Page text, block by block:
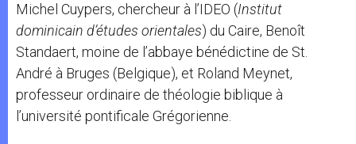
Michel Cuypers, chercheur à l’IDEO (Institut
dominicain d’études orientales) du Caire, Benoît
Standaert, moine de l’abbaye bénédictine de St.
André à Bruges (Belgique), et Roland Meynet,
professeur ordinaire de théologie biblique à
l’université pontificale Grégorienne.